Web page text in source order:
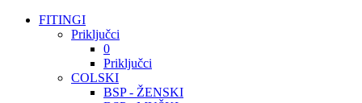
FITINGI
Priključci
0
Priključci
COLSKI
BSP - ŽENSKI